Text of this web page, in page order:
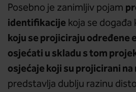
Posebno je zanimljiv pojam
identifikacije koja se događa
koju se projiciraju određene
osjećati u skladu s tom
osjećaje koji su projicirani na
predstavlja dublju razinu